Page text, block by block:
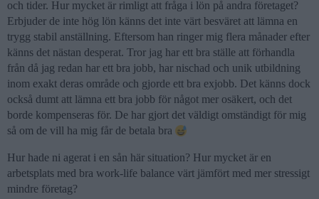
och tider. Hur mycket är rimligt att fråga i lön på andra företaget?
Erbjuder de inte hög lön känns det inte värt besväret att lämna en
trygg stabil anställning. Eftersom han ringer mig flera månader efter
känns det nästan desperat. Tror jag har ett bra ställe att förhandla
från då jag redan har ett bra jobb, har nischad och unik utbildning
inom exakt deras område och gjorde ett bra exjobb. Det känns dock
också dumt att lämna ett bra jobb för något mer osäkert, och det
borde kompenseras för. De har gjort det väldigt omständigt för mig
så om de vill ha mig får de betala bra
Hur hade ni agerat i en sån här situation? Hur mycket är en
arbetsplats med bra work-life balance värt jämfört med mer stressigt
mindre företag?